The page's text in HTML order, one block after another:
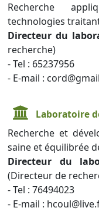
Recherche
technologies
Directeur du
recherche)
- Tel : 65237956
- E-mail :
Laboratoire
Recherche et
saine et équilibrée
Directeur du
(Directeur de
- Tel : 76494023
- E-mail :